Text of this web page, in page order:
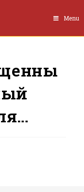
Menu